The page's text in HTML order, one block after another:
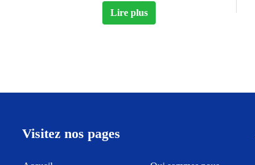
Lire plus
Visitez nos pages